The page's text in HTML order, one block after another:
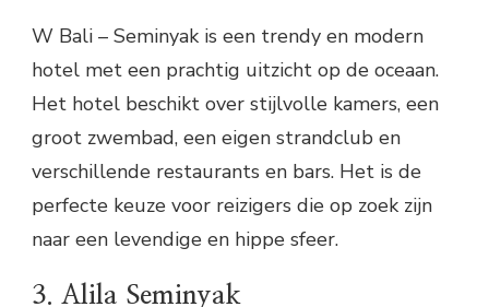
W Bali – Seminyak is een trendy en modern
hotel met een prachtig uitzicht op de oceaan.
Het hotel beschikt over stijlvolle kamers, een
groot zwembad, een eigen strandclub en
verschillende restaurants en bars. Het is de
perfecte keuze voor reizigers die op zoek zijn
naar een levendige en hippe sfeer.
3. Alila Seminyak